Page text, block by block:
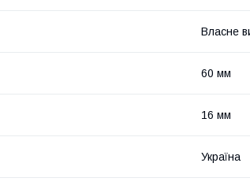
Власне
60 мм
16 мм
Україна